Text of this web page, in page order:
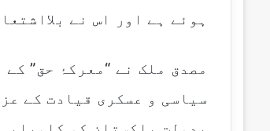
ہوئے ہے اور اس نے
مصدق ملک نے “معرکۂ حق”
سیاسی و عسکری قیادت کے